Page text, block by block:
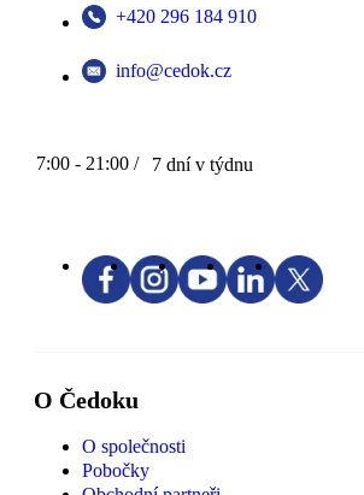
+420 296 184 910
info@cedok.cz
7:00 - 21:00 / 7 dní v týdnu
O Čedoku
O společnosti
Pobočky